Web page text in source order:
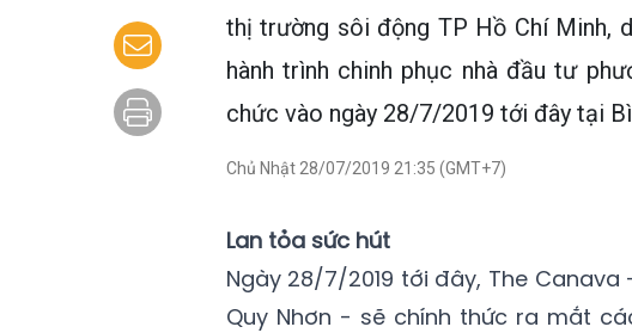
thị trường sôi động TP Hồ Chí Minh,
hành trình chinh phục nhà đầu tư
chức vào ngày 28/7/2019 tới đây tại
Chủ Nhật 28/07/2019 21:35 (GMT+7)
Lan tỏa sức hút
Ngày 28/7/2019 tới đây, The
Quy Nhơn - sẽ chính thức ra mắt